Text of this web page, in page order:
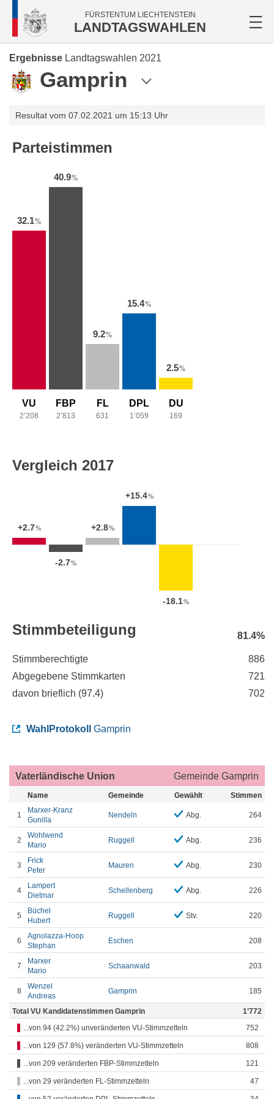
FÜRSTENTUM LIECHTENSTEIN
LANDTAGSWAHLEN
Ergebnisse Landtagswahlen 2021
Gamprin
Resultat vom 07.02.2021 um 15:13 Uhr
Parteistimmen
32.1%
VU
2’208
40.9%
FBP
2’813
9.2%
FL
631
15.4%
DPL
1’059
2.5%
DU
169
Vergleich 2017
+2.7%
-2.7%
+2.8%
+15.4%
-18.1%
Stimmbeteiligung 81.4%
Stimmberechtigte
886
Abgegebene Stimmkarten
721
davon brieflich (97.4) 702
WahlProtokoll Gamprin
Vaterländische Union Gemeinde Gamprin
Name Gemeinde Gewählt Stimmen
1
Marxer-Kranz
Gunilla
Nendeln Abg. 264
2
Wohlwend
Mario
Ruggell Abg. 236
3
Frick
Peter
Mauren Abg. 230
4
Lampert
Dietmar
Schellenberg Abg. 226
5
Büchel
Hubert
Ruggell Stv. 220
6
Agnolazza-Hoop
Stephan
Eschen 208
7
Marxer
Mario
Schaanwald 203
8
Wenzel
Andreas
Gamprin 185
Total VU Kandidatenstimmen Gamprin
1’772
...von 94 (42.2%) unveränderten VU-Stimmzetteln
752
...von 129 (57.8%) veränderten VU-Stimmzetteln 808
...von 209 veränderten FBP-Stimmzetteln 121
...von 29 veränderten FL-Stimmzetteln 47